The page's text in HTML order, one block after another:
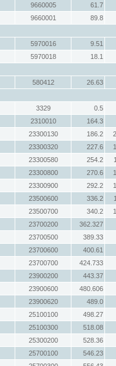
9660005
61.7
9660001
89.8
5970016
9.51
5970018
18.1
580412
26.63
3329
0.5
2310010
164.3
23300130 186.2
23300320 227.6
23300580 254.2
23300800 270.6
23300900 292.2
23500600 336.2
23500700 340.2
23700200
362.327
23700500
389.33
23700600
400.61
23700700
424.733
23900200
443.37
23900600
480.606
23900620
489.0
25100100
498.27
25100300
518.08
25300200
528.36
25700100
546.23